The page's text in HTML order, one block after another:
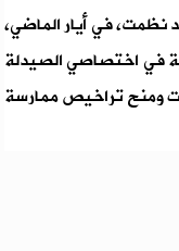
نظمت، في أيار الماضي،
في اختصاصي الصيدلة
ومنح تراخيص ممارسة